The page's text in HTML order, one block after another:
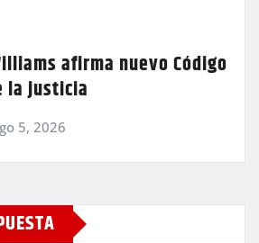
afirma nuevo Código
la justicia
5, 2026